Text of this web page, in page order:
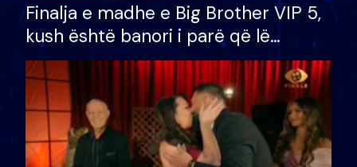
Finalja e madhe e Big Brother VIP 5,
kush është banori i parë që lë
shtëpinë dhe humb mundësinë për
të fituar çmimin e madh